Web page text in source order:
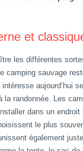
et
les différentes
camping sauvage
aujourd’hui
la randonnée. Les
dans un
le plus
également